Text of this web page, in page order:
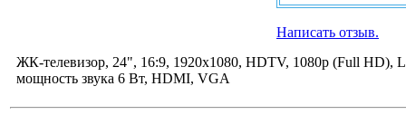
Написать отзыв.
ЖК-телевизор, 24", 16:9, 1920x1080, HDTV, 1080p (Full HD),
мощность звука 6 Вт, HDMI, VGA